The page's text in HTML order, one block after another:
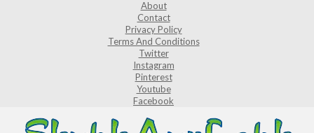
About
Contact
Privacy Policy
Terms And Conditions
Twitter
Instagram
Pinterest
Youtube
Facebook